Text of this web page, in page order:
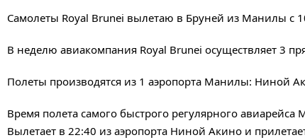
Самолеты Royal Brunei вылетаю в Бруней из Манилы с
В неделю авиакомпания Royal Brunei осуществляет 3
Полеты производятся из 1 аэропорта Манилы: Ниной
Время полета самого быстрого регулярного
Вылетает в 22:40 из аэропорта Ниной Акино и